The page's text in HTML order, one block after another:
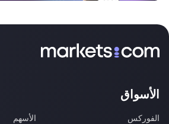
الأسواق
الفوركس
الأسهم